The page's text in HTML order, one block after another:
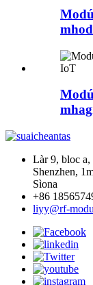
Làr 9, bloc a,
Shenzhen,
Sìona
+86
liyy@rf-